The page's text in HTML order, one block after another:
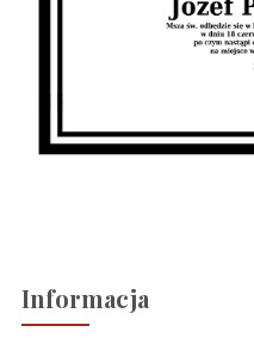
Informacja